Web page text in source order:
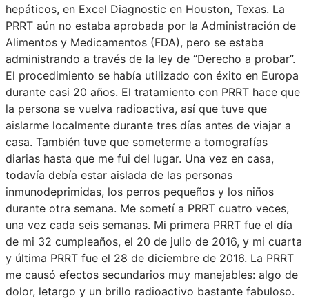
hepáticos, en Excel Diagnostic en Houston, Texas. La
PRRT aún no estaba aprobada por la Administración de
Alimentos y Medicamentos (FDA), pero se estaba
administrando a través de la ley de “Derecho a probar”.
El procedimiento se había utilizado con éxito en Europa
durante casi 20 años. El tratamiento con PRRT hace que
la persona se vuelva radioactiva, así que tuve que
aislarme localmente durante tres días antes de viajar a
casa. También tuve que someterme a tomografías
diarias hasta que me fui del lugar. Una vez en casa,
todavía debía estar aislada de las personas
inmunodeprimidas, los perros pequeños y los niños
durante otra semana. Me sometí a PRRT cuatro veces,
una vez cada seis semanas. Mi primera PRRT fue el día
de mi 32 cumpleaños, el 20 de julio de 2016, y mi cuarta
y última PRRT fue el 28 de diciembre de 2016. La PRRT
me causó efectos secundarios muy manejables: algo de
dolor, letargo y un brillo radioactivo bastante fabuloso.